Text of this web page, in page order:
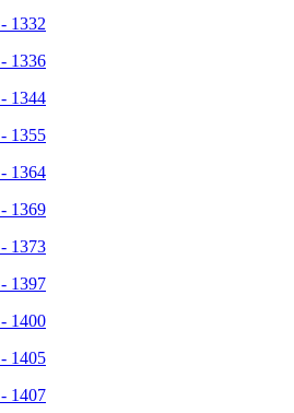
1332
1336
1344
1355
1364
1369
1373
1397
1400
1405
1407